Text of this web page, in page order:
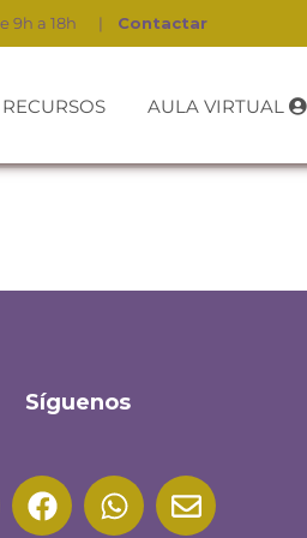
9h a 18h | Contactar
RECURSOS AULA VIRTUAL
Síguenos